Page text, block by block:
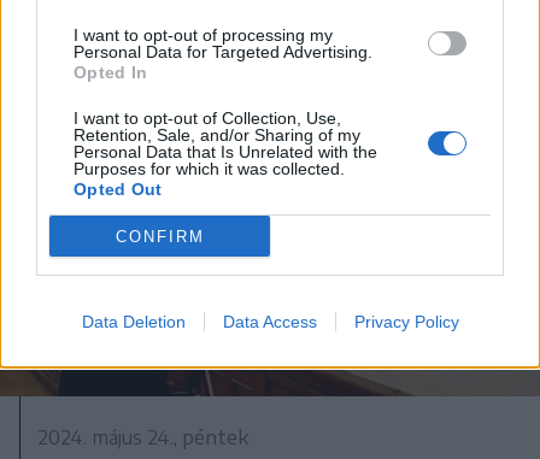
I want to opt-out of processing my
Personal Data for Targeted Advertising.
Opted In
I want to opt-out of Collection, Use,
Retention, Sale, and/or Sharing of my
Personal Data that Is Unrelated with the
Purposes for which it was collected.
Opted Out
CONFIRM
Data Deletion Data Access Privacy Policy
2024. május 24., péntek